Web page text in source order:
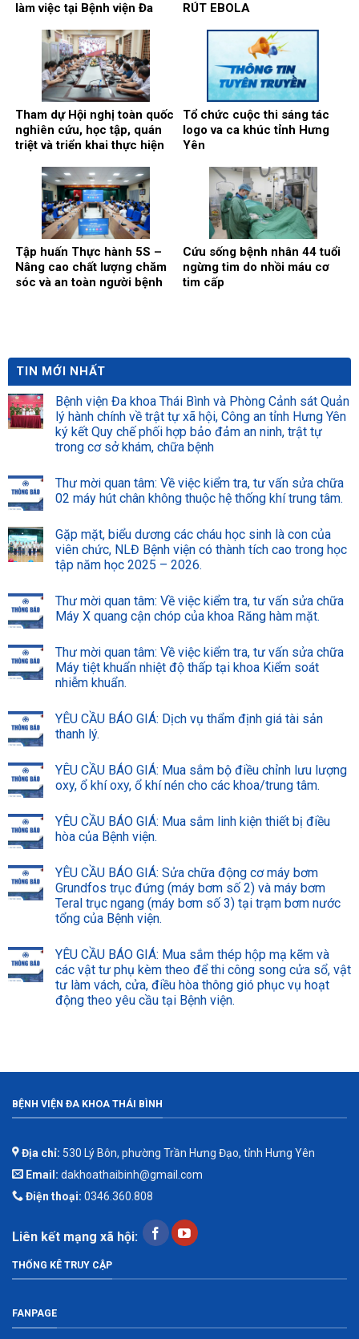
làm việc tại Bệnh viện Đa
RÚT EBOLA
Tham dự Hội nghị toàn quốc
nghiên cứu, học tập, quán
triệt và triển khai thực hiện
của Bộ Chính trị
Tổ chức cuộc thi sáng tác
logo va ca khúc tỉnh Hưng
Yên
Tập huấn Thực hành 5S –
Nâng cao chất lượng chăm
sóc và an toàn người bệnh
Cứu sống bệnh nhân 44 tuổi
ngừng tim do nhồi máu cơ
tim cấp
TIN MỚI NHẤT
Bệnh viện Đa khoa Thái Bình và Phòng Cảnh sát Quản
lý hành chính về trật tự xã hội, Công an tỉnh Hưng Yên
ký kết Quy chế phối hợp bảo đảm an ninh, trật tự
trong cơ sở khám, chữa bệnh
Thư mời quan tâm: Về việc kiểm tra, tư vấn sửa chữa
02 máy hút chân không thuộc hệ thống khí trung tâm.
Gặp mặt, biểu dương các cháu học sinh là con của
viên chức, NLĐ Bệnh viện có thành tích cao trong học
tập năm học 2025 – 2026.
Thư mời quan tâm: Về việc kiểm tra, tư vấn sửa chữa
Máy X quang cận chóp của khoa Răng hàm mặt.
Thư mời quan tâm: Về việc kiểm tra, tư vấn sửa chữa
Máy tiệt khuẩn nhiệt độ thấp tại khoa Kiểm soát
nhiễm khuẩn.
YÊU CẦU BÁO GIÁ: Dịch vụ thẩm định giá tài sản
thanh lý.
YÊU CẦU BÁO GIÁ: Mua sắm bộ điều chỉnh lưu lượng
oxy, ổ khí oxy, ổ khí nén cho các khoa/trung tâm.
YÊU CẦU BÁO GIÁ: Mua sắm linh kiện thiết bị điều
hòa của Bệnh viện.
YÊU CẦU BÁO GIÁ: Sửa chữa động cơ máy bơm
Grundfos trục đứng (máy bơm số 2) và máy bơm
Teral trục ngang (máy bơm số 3) tại trạm bơm nước
tổng của Bệnh viện.
YÊU CẦU BÁO GIÁ: Mua sắm thép hộp mạ kẽm và
các vật tư phụ kèm theo để thi công song cửa sổ, vật
tư làm vách, cửa, điều hòa thông gió phục vụ hoạt
động theo yêu cầu tại Bệnh viện.
BỆNH VIỆN ĐA KHOA THÁI BÌNH
Địa chỉ: 530 Lý Bôn, phường Trần Hưng Đạo, tỉnh Hưng Yên
Email: dakhoathaibinh@gmail.com
Điện thoại: 0346.360.808
Liên kết mạng xã hội:
THỐNG KÊ TRUY CẬP
FANPAGE